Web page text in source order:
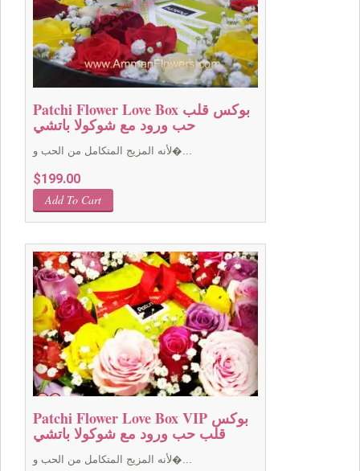
Patchi Flower Love Box بوكس قلب
حب ورود مع شوكولا باتشي
لأنه المزيج المتكامل من الحب و�...
$199.00
Add To Cart
Patchi Flower Love Box VIP بوكس
قلب حب ورود مع شوكولا باتشي
لأنه المزيج المتكامل من الحب و�...